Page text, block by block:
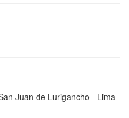
Juan de Lurigancho - Lima